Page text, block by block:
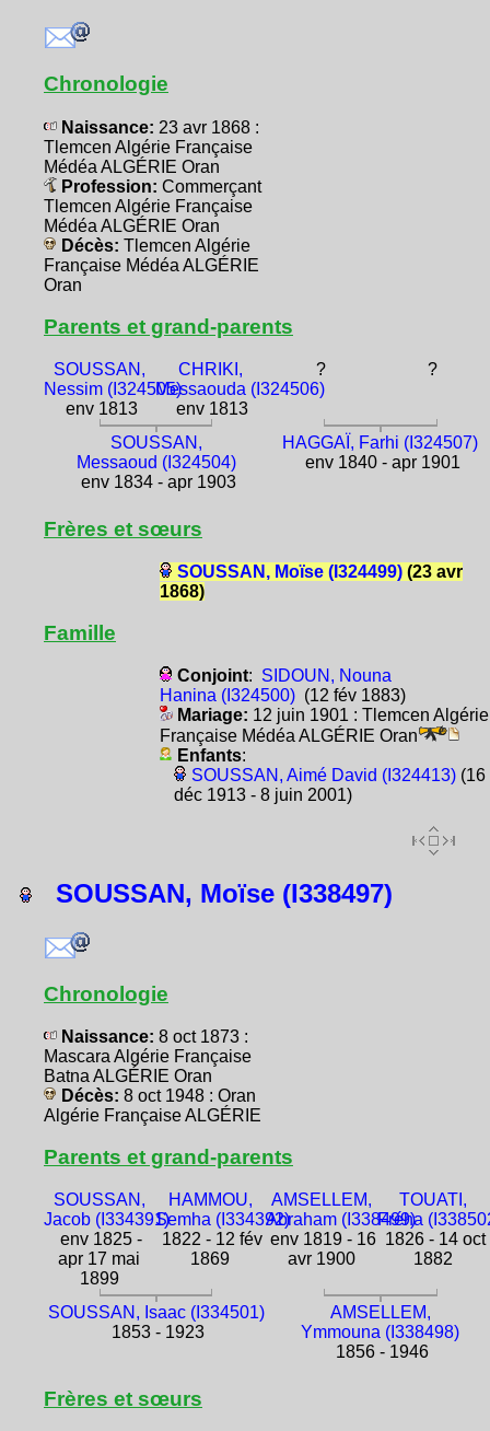
Chronologie
Naissance: 23 avr 1868 :
Tlemcen Algérie Française
Médéa ALGÉRIE Oran
Profession: Commerçant
Tlemcen Algérie Française
Médéa ALGÉRIE Oran
Décès: Tlemcen Algérie
Française Médéa ALGÉRIE
Oran
Parents et grand-parents
SOUSSAN,
Nessim (I324505)
env 1813
CHRIKI,
Messaouda (I324506)
env 1813
? ?
SOUSSAN,
Messaoud (I324504)
env 1834 - apr 1903
HAGGAÏ, Farhi (I324507)
env 1840 - apr 1901
Frères et sœurs
SOUSSAN, Moïse (I324499)(23 avr
1868)
Famille
Conjoint: SIDOUN, Nouna
Hanina (I324500)(12 fév 1883)
Mariage: 12 juin 1901 : Tlemcen Algérie
Française Médéa ALGÉRIE Oran
Enfants:
SOUSSAN, Aimé David (I324413)(16
déc 1913 - 8 juin 2001)
SOUSSAN, Moïse (I338497)
Chronologie
Naissance: 8 oct 1873 :
Mascara Algérie Française
Batna ALGÉRIE Oran
Décès: 8 oct 1948 : Oran
Algérie Française ALGÉRIE
Parents et grand-parents
SOUSSAN,
Jacob (I334391)
env 1825 -
apr 17 mai
1899
HAMMOU,
Semha (I334392)
1822 - 12 fév
1869
AMSELLEM,
Abraham (I338499)
env 1819 - 16
avr 1900
TOUATI,
Fréha
1826 - 14 oct
1882
SOUSSAN, Isaac (I334501)
1853 - 1923
AMSELLEM,
Ymmouna (I338498)
1856 - 1946
Frères et sœurs